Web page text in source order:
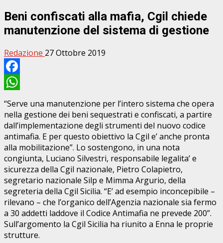
Beni confiscati alla mafia, Cgil chiede
manutenzione del sistema di gestione
Redazione 27 Ottobre 2019
Facebook
WhatsApp
“Serve una manutenzione per l’intero sistema che opera
nella gestione dei beni sequestrati e confiscati, a partire
dall’implementazione degli strumenti del nuovo codice
antimafia. E per questo obiettivo la Cgil e’ anche pronta
alla mobilitazione”. Lo sostengono, in una nota
congiunta, Luciano Silvestri, responsabile legalita’ e
sicurezza della Cgil nazionale, Pietro Colapietro,
segretario nazionale Silp e Mimma Argurio, della
segreteria della Cgil Sicilia. “E’ ad esempio inconcepibile –
rilevano – che l’organico dell’Agenzia nazionale sia fermo
a 30 addetti laddove il Codice Antimafia ne prevede 200”.
Sull’argomento la Cgil Sicilia ha riunito a Enna le proprie
strutture.